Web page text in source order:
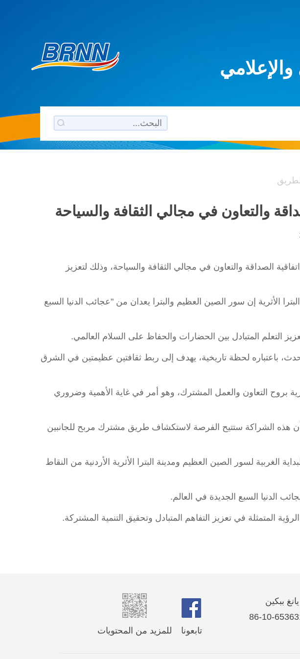
والتعاون في مجالي الثقافة والسياحة
اتفاقية الصداقة والتعاون في مجالي الثقافة والسياحة، وذلك لتعزيز
الأثرية إن سور الصين العظيم والبترا يعدان من "عجائب الدنيا السبع
التعلم المتبادل بين الحضارات والحفاظ على السلام العالمي.
باعتباره لحظة تاريخية، يهدف إلى ربط ثقافتين عظيمتين في الشرق
بروح التعاون والعمل المشترك، وهو أمر في غاية الأهمية وضروري
هذه الشراكة ستتيح الفرصة لاستكشاف طريق مشترك مربح للجانبين
لسور الصين العظيم ومدينة البترا الأثرية الأردنية من النقاط
المتمثلة في تعزيز التفاهم المتبادل وتحقيق التنمية المشتركة.
تابعونا للمزيد من المحتويات